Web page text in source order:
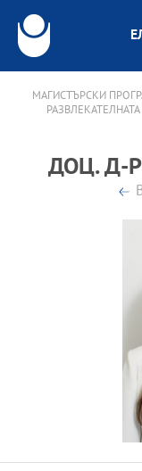
МАГИСТЪРСКИ
ДОЦ. Д-